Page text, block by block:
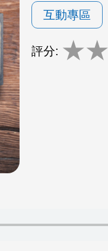
互動專區
評分: ★★